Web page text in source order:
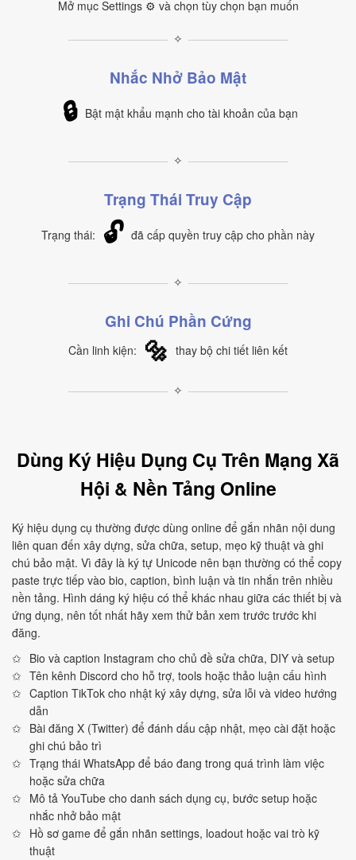
Mở mục Settings ⚙ và chọn tùy chọn bạn muốn
✧
Nhắc Nhở Bảo Mật
🔒 Bật mật khẩu mạnh cho tài khoản của bạn
✧
Trạng Thái Truy Cập
Trạng thái: 🔓 đã cấp quyền truy cập cho phần này
✧
Ghi Chú Phần Cứng
Cần linh kiện: 🔩 thay bộ chi tiết liên kết
✧
Dùng Ký Hiệu Dụng Cụ Trên Mạng Xã
Hội & Nền Tảng Online
Ký hiệu dụng cụ thường được dùng online để gắn nhãn nội dung
liên quan đến xây dựng, sửa chữa, setup, mẹo kỹ thuật và ghi
chú bảo mật. Vì đây là ký tự Unicode nên bạn thường có thể copy
paste trực tiếp vào bio, caption, bình luận và tin nhắn trên nhiều
nền tảng. Hình dáng ký hiệu có thể khác nhau giữa các thiết bị và
ứng dụng, nên tốt nhất hãy xem thử bản xem trước trước khi
đăng.
Bio và caption Instagram cho chủ đề sửa chữa, DIY và setup
Tên kênh Discord cho hỗ trợ, tools hoặc thảo luận cấu hình
Caption TikTok cho nhật ký xây dựng, sửa lỗi và video hướng
dẫn
Bài đăng X (Twitter) để đánh dấu cập nhật, mẹo cài đặt hoặc
ghi chú bảo trì
Trạng thái WhatsApp để báo đang trong quá trình làm việc
hoặc sửa chữa
Mô tả YouTube cho danh sách dụng cụ, bước setup hoặc
nhắc nhở bảo mật
Hồ sơ game để gắn nhãn settings, loadout hoặc vai trò kỹ
thuật